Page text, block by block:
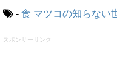
- 食 マツコの知らない
スポンサーリンク